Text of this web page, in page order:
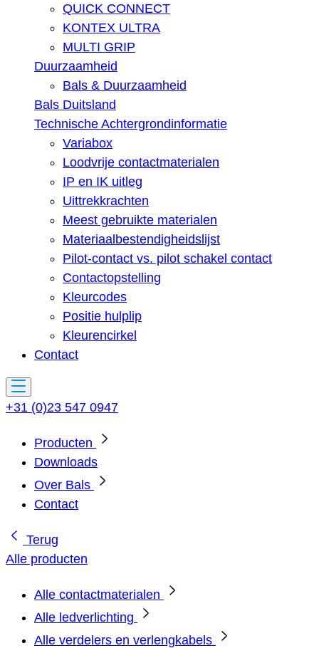
QUICK CONNECT
KONTEX ULTRA
MULTI GRIP
Duurzaamheid
Bals & Duurzaamheid
Bals Duitsland
Technische Achtergrondinformatie
Variabox
Loodvrije contactmaterialen
IP en IK uitleg
Uittrekkrachten
Meest gebruikte materialen
Materiaalbestendigheidslijst
Pilot-contact vs. pilot schakel contact
Contactopstelling
Kleurcodes
Positie hulplip
Kleurencirkel
Contact
+31 (0)23 547 0947
Producten
Downloads
Over Bals
Contact
Terug
Alle producten
Alle contactmaterialen
Alle ledverlichting
Alle verdelers en verlengkabels